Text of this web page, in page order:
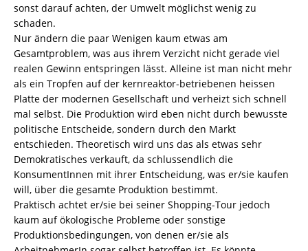
sonst darauf achten, der Umwelt möglichst wenig zu
schaden.
Nur ändern die paar Wenigen kaum etwas am
Gesamtproblem, was aus ihrem Verzicht nicht gerade viel
realen Gewinn entspringen lässt. Alleine ist man nicht mehr
als ein Tropfen auf der kernreaktor-betriebenen heissen
Platte der modernen Gesellschaft und verheizt sich schnell
mal selbst. Die Produktion wird eben nicht durch bewusste
politische Entscheide, sondern durch den Markt
entschieden. Theoretisch wird uns das als etwas sehr
Demokratisches verkauft, da schlussendlich die
KonsumentInnen mit ihrer Entscheidung, was er/sie kaufen
will, über die gesamte Produktion bestimmt.
Praktisch achtet er/sie bei seiner Shopping-Tour jedoch
kaum auf ökologische Probleme oder sonstige
Produktionsbedingungen, von denen er/sie als